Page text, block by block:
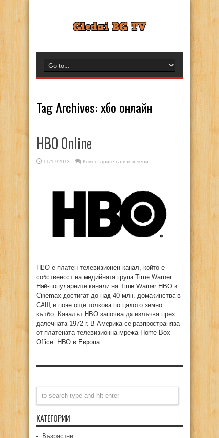
Tag Archives:хбо онлайн
HBO Online
11/17/2013 Коментарите са изключени
HBO е платен телевизионен канал, който е
собственост на медийната група Time Warner.
Най-популярните канали на Time Warner HBO и
Cinemax достигат до над 40 млн. домакинства в
САЩ и поне още толкова по цялото земно
кълбо. Каналът HBO започва да излъчва през
далечната 1972 г. В Америка се разпространява
от платената телевизионна мрежа Home Box
Office. HBO в Европа ...
КАТЕГОРИИ
Възрастни